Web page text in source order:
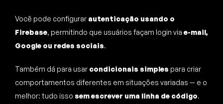
Você pode configurar autenticação usando o
Firebase, permitindo que usuários façam login via e-mail,
Google ou redes sociais.
Também dá para usar condicionais simples para criar
comportamentos diferentes em situações variadas — e o
melhor: tudo isso sem escrever uma linha de código.